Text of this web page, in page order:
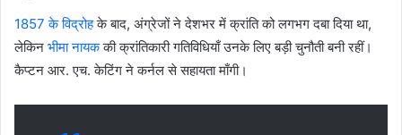
1857 के विद्रोहके बाद, अंग्रेजों ने देशभर में क्रांति को लगभग दबा दिया था,
लेकिन भीमा नायककी क्रांतिकारी गतिविधियाँ उनके लिए बड़ी चुनौती बनी रहीं।
कैप्टन आर. एच. केटिंग ने कर्नल से सहायता माँगी।